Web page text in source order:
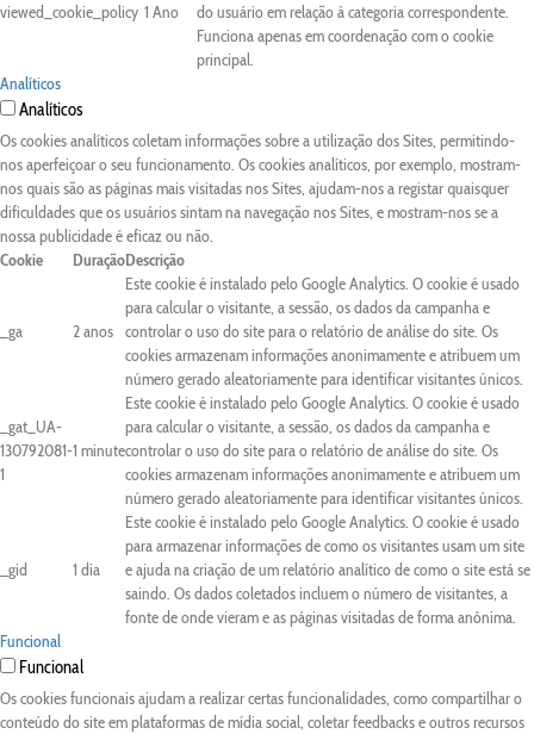
viewed_cookie_policy 1 Ano
do usuário em relação à categoria correspondente.
Funciona apenas em coordenação com o cookie
principal.
Analíticos
Analíticos
Os cookies analíticos coletam informações sobre a utilização dos Sites, permitindo-
nos aperfeiçoar o seu funcionamento. Os cookies analíticos, por exemplo, mostram-
nos quais são as páginas mais visitadas nos Sites, ajudam-nos a registar quaisquer
dificuldades que os usuários sintam na navegação nos Sites, e mostram-nos se a
nossa publicidade é eficaz ou não.
Cookie
DuraçãoDescrição
_ga 2 anos
Este cookie é instalado pelo Google Analytics. O cookie é usado
para calcular o visitante, a sessão, os dados da campanha e
controlar o uso do site para o relatório de análise do site. Os
cookies armazenam informações anonimamente e atribuem um
número gerado aleatoriamente para identificar visitantes únicos.
_gat_UA-
130792081-
1
1 minute
Este cookie é instalado pelo Google Analytics. O cookie é usado
para calcular o visitante, a sessão, os dados da campanha e
controlar o uso do site para o relatório de análise do site. Os
cookies armazenam informações anonimamente e atribuem um
número gerado aleatoriamente para identificar visitantes únicos.
_gid 1 dia
Este cookie é instalado pelo Google Analytics. O cookie é usado
para armazenar informações de como os visitantes usam um site
e ajuda na criação de um relatório analítico de como o site está se
saindo. Os dados coletados incluem o número de visitantes, a
fonte de onde vieram e as páginas visitadas de forma anônima.
Funcional
Funcional
Os cookies funcionais ajudam a realizar certas funcionalidades, como compartilhar o
conteúdo do site em plataformas de mídia social, coletar feedbacks e outros recursos